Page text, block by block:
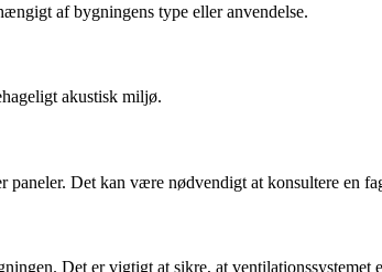
af bygningens type eller anvendelse.
akustisk miljø.
Det kan være nødvendigt at konsultere en
Det er vigtigt at sikre, at